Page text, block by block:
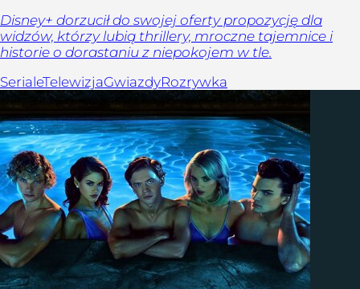
Disney+ dorzucił do swojej oferty propozycję dla
widzów, którzy lubią thrillery, mroczne tajemnice i
historie o dorastaniu z niepokojem w tle.
SerialeTelewizjaGwiazdyRozrywka